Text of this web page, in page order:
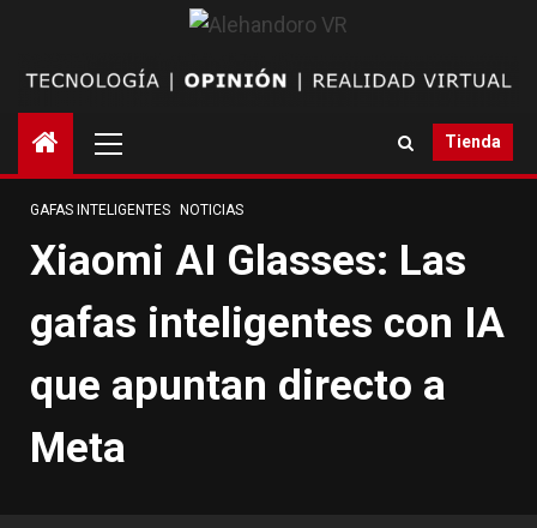
contenido
principal
Tienda
GAFAS INTELIGENTES NOTICIAS
Xiaomi AI Glasses: Las
gafas inteligentes con IA
que apuntan directo a
Meta